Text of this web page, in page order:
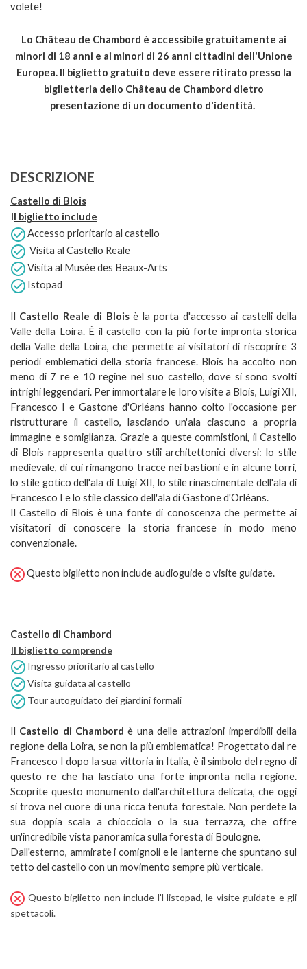
volete!
Lo Château de Chambord è accessibile gratuitamente ai
minori di 18 anni e ai minori di 26 anni cittadini dell'Unione
Europea. Il biglietto gratuito deve essere ritirato presso la
biglietteria dello Château de Chambord dietro
presentazione di un documento d'identità.
DESCRIZIONE
Castello di Blois
Il biglietto include
Accesso prioritario al castello
Visita al Castello Reale
Visita al Musée des Beaux-Arts
Istopad
Il Castello Reale di Bloisè la porta d'accesso ai castelli della
Valle della Loira. È il castello con la più forte impronta storica
della Valle della Loira, che permette ai visitatori di riscoprire 3
periodi emblematici della storia francese. Blois ha accolto non
meno di 7 re e 10 regine nel suo castello, dove si sono svolti
intrighi leggendari. Per immortalare le loro visite a Blois, Luigi XII,
Francesco I e Gastone d'Orléans hanno colto l'occasione per
ristrutturare il castello, lasciando un'ala ciascuno a propria
immagine e somiglianza. Grazie a queste commistioni, il Castello
di Blois rappresenta quattro stili architettonici diversi: lo stile
medievale, di cui rimangono tracce nei bastioni e in alcune torri,
lo stile gotico dell'ala di Luigi XII, lo stile rinascimentale dell'ala di
Francesco I e lo stile classico dell'ala di Gastone d'Orléans.
Il Castello di Blois è una fonte di conoscenza che permette ai
visitatori di conoscere la storia francese in modo meno
convenzionale.
Questo biglietto non include audioguide o visite guidate.
Castello di Chambord
Il biglietto comprende
Ingresso prioritario al castello
Visita guidata al castello
Tour autoguidato dei giardini formali
Il Castello di Chambord è una delle attrazioni imperdibili della
regione della Loira, se non la più emblematica! Progettato dal re
Francesco I dopo la sua vittoria in Italia, è il simbolo del regno di
questo re che ha lasciato una forte impronta nella regione.
Scoprite questo monumento dall'architettura delicata, che oggi
si trova nel cuore di una ricca tenuta forestale. Non perdete la
sua doppia scala a chiocciola o la sua terrazza, che offre
un'incredibile vista panoramica sulla foresta di Boulogne.
Dall'esterno, ammirate i comignoli e le lanterne che spuntano sul
tetto del castello con un movimento sempre più verticale.
Questo biglietto non include l'Histopad, le visite guidate e gli
spettacoli.